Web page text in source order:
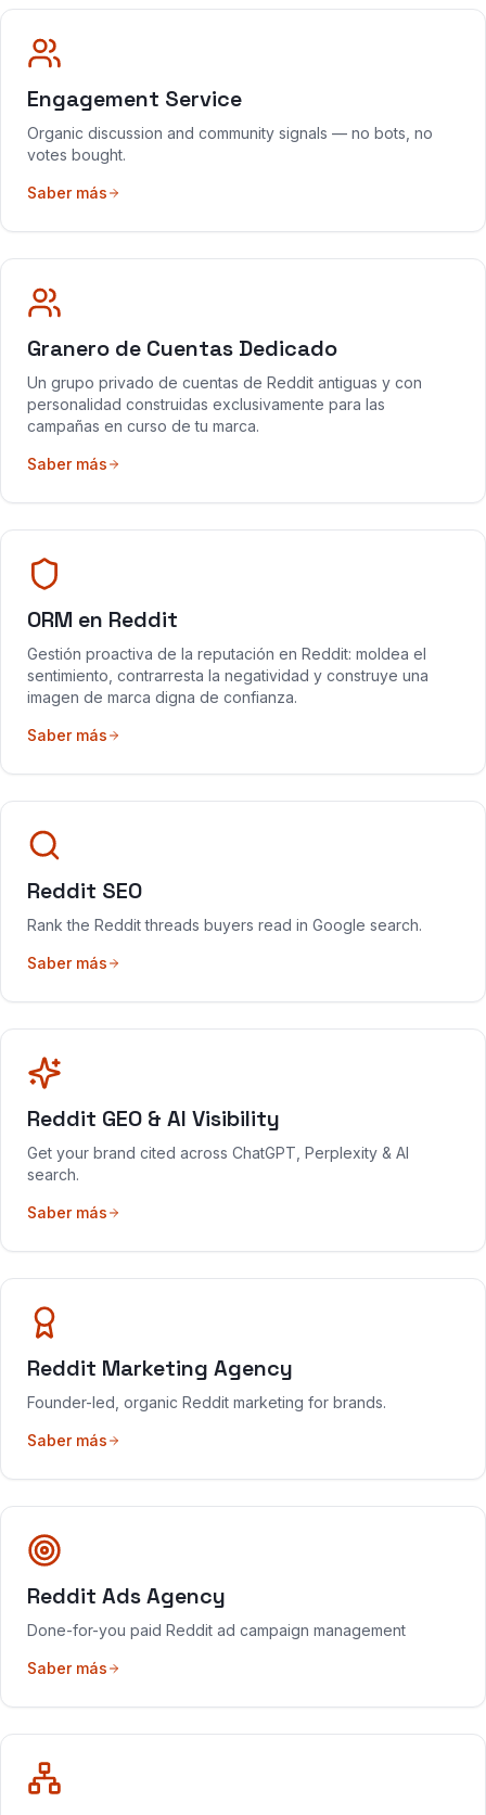
Engagement Service
Organic discussion and community signals — no bots, no
votes bought.
Saber más
Granero de Cuentas Dedicado
Un grupo privado de cuentas de Reddit antiguas y con
personalidad construidas exclusivamente para las
campañas en curso de tu marca.
Saber más
ORM en Reddit
Gestión proactiva de la reputación en Reddit: moldea el
sentimiento, contrarresta la negatividad y construye una
imagen de marca digna de confianza.
Saber más
Reddit SEO
Rank the Reddit threads buyers read in Google search.
Saber más
Reddit GEO & AI Visibility
Get your brand cited across ChatGPT, Perplexity & AI
search.
Saber más
Reddit Marketing Agency
Founder-led, organic Reddit marketing for brands.
Saber más
Reddit Ads Agency
Done-for-you paid Reddit ad campaign management
Saber más